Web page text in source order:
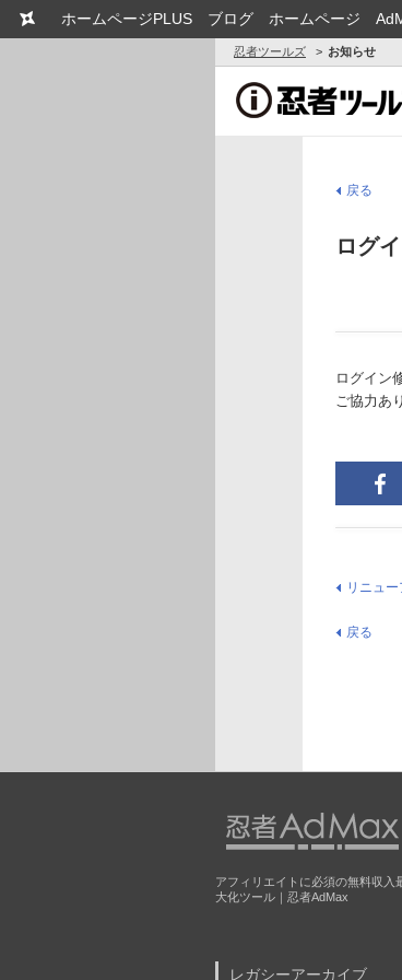
ホームページPLUS ブログ ホームページ
忍者ツールズ お知らせ
戻る
ログ
ログイン
ご協力あ
リニュ
戻る
アフィリエイトに必須の無料収入
大化ツール｜忍者AdMax
レガシーアーカイブ